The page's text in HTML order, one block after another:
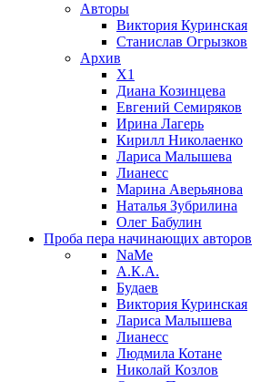
Авторы
Виктория Куринская
Станислав Огрызков
Архив
X1
Диана Козинцева
Евгений Семиряков
Ирина Лагерь
Кирилл Николаенко
Лариса Малышева
Лианесс
Марина Аверьянова
Наталья Зубрилина
Олег Бабулин
Проба пера начинающих авторов
NaMe
А.К.А.
Будаев
Виктория Куринская
Лариса Малышева
Лианесс
Людмила Котане
Николай Козлов